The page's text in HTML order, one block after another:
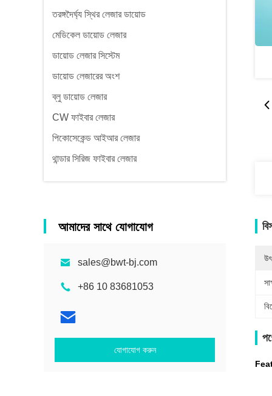
তরঙ্গদৈর্ঘ্য স্থির লেজার ডায়োড
মেডিকেল ডায়োড লেজার
ডায়োড লেজার সিস্টেম
ডায়োড লেজারের অংশ
ব্লু ডায়োড লেজার
CW ফাইবার লেজার
পিকোসেকেন্ড আইআর লেজার
থান্ডার সিরিজ ফাইবার লেজার
আমাদের সাথে যোগাযোগ
sales@bwt-bj.com
+86 10 83681053
যোগাযোগ করুন